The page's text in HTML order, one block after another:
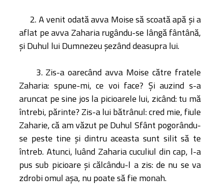
2. A venit odată avva Moise să scoată apă şi a
aflat pe avva Zaharia rugându-se lângă fântână,
şi Duhul lui Dumnezeu şezând deasupra lui.
3. Zis-a oarecând avva Moise către fratele
Zaharia: spune-mi, ce voi face? Şi auzind s-a
aruncat pe sine jos la picioarele lui, zicând: tu mă
întrebi, părinte? Zis-a lui bătrânul: cred mie, fiule
Zaharie, că am văzut pe Duhul Sfânt pogorându-
se peste tine şi dintru aceasta sunt silit să te
întreb. Atunci, luând Zaharia cuculiul din cap, l-a
pus sub picioare şi călcându-l a zis: de nu se va
zdrobi omul aşa, nu poate să fie monah.